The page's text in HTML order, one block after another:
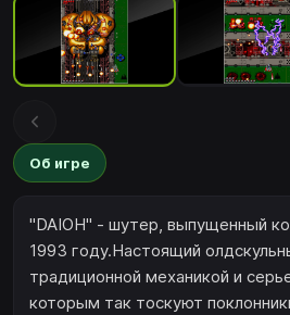
Об игре
"DAIOH" - шутер, выпущенный
1993 году.Настоящий
традиционной механикой и
которым так тоскуют